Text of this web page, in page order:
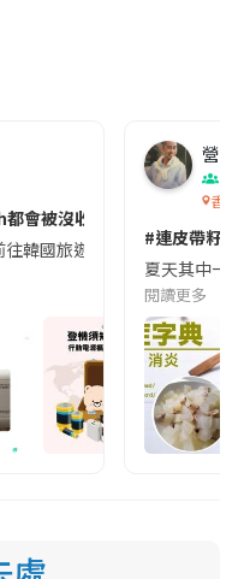
會被沒收😱出發前切記檢查
往韓國旅遊的民眾，近期要
營養
香港
#連皮帶籽
夏天其中一
閱讀更多